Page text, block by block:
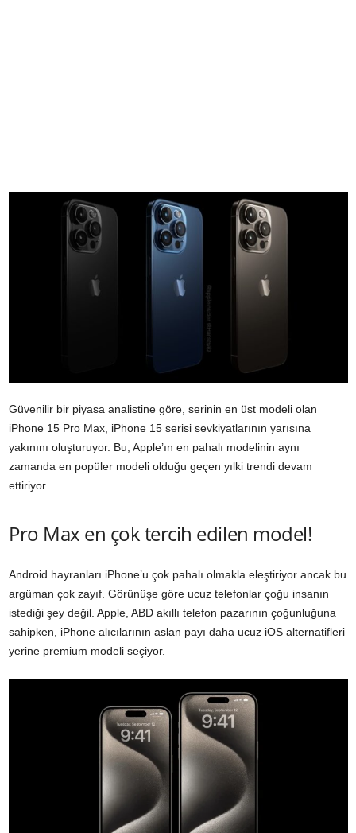
Güvenilir bir piyasa analistine göre, serinin en üst modeli olan
iPhone 15 Pro Max, iPhone 15 serisi sevkiyatlarının yarısına
yakınını oluşturuyor. Bu, Apple’ın en pahalı modelinin aynı
zamanda en popüler modeli olduğu geçen yılki trendi devam
ettiriyor.
Pro Max en çok tercih edilen model!
Android hayranları iPhone’u çok pahalı olmakla eleştiriyor ancak bu
argüman çok zayıf. Görünüşe göre ucuz telefonlar çoğu insanın
istediği şey değil. Apple, ABD akıllı telefon pazarının çoğunluğuna
sahipken, iPhone alıcılarının aslan payı daha ucuz iOS alternatifleri
yerine premium modeli seçiyor.